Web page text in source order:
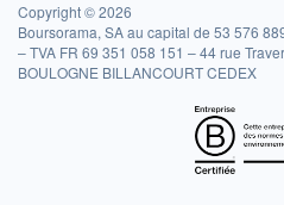
Copyright © 2026
Boursorama, SA au capital de 53 576
– TVA FR 69 351 058 151 – 44 rue
BOULOGNE BILLANCOURT CEDEX